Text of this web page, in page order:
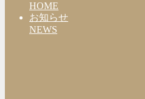
HOME
お知らせ
NEWS